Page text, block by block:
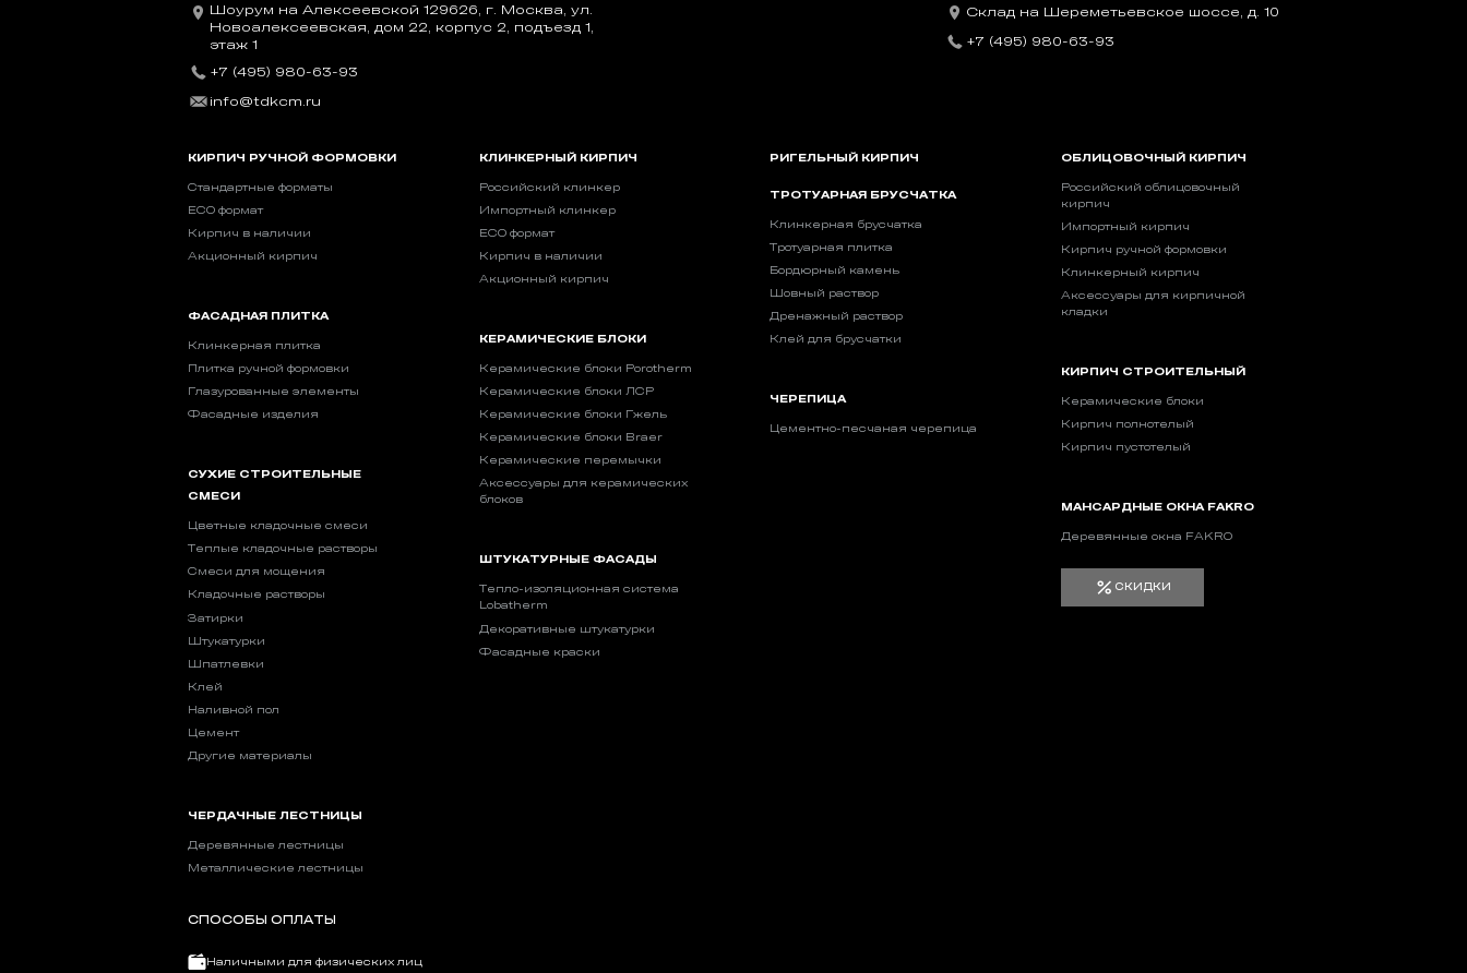
Шоурум на Алексеевской 129626, г. Москва, ул.
Новоалексеевская, дом 22, корпус 2, подъезд 1,
этаж 1
+7 (495) 980-63-93
info@tdkcm.ru
Склад на Шереметьевское шоссе, д. 10
+7 (495) 980-63-93
КИРПИЧ РУЧНОЙ ФОРМОВКИ
Стандартные форматы
ECO формат
Кирпич в наличии
Акционный кирпич
ФАСАДНАЯ ПЛИТКА
Клинкерная плитка
Плитка ручной формовки
Глазурованные элементы
Фасадные изделия
СУХИЕ СТРОИТЕЛЬНЫЕ
СМЕСИ
Цветные кладочные смеси
Теплые кладочные растворы
Смеси для мощения
Кладочные растворы
Затирки
Штукатурки
Шпатлевки
Клей
Наливной пол
Цемент
Другие материалы
ЧЕРДАЧНЫЕ ЛЕСТНИЦЫ
Деревянные лестницы
Металлические лестницы
КЛИНКЕРНЫЙ КИРПИЧ
Российский клинкер
Импортный клинкер
ECO формат
Кирпич в наличии
Акционный кирпич
КЕРАМИЧЕСКИЕ БЛОКИ
Керамические блоки Porotherm
Керамические блоки ЛСР
Керамические блоки Гжель
Керамические блоки Braer
Керамические перемычки
Аксессуары для керамических
блоков
ШТУКАТУРНЫЕ ФАСАДЫ
Тепло-изоляционная система
Lobatherm
Декоративные штукатурки
Фасадные краски
РИГЕЛЬНЫЙ КИРПИЧ
ТРОТУАРНАЯ БРУСЧАТКА
Клинкерная брусчатка
Тротуарная плитка
Бордюрный камень
Шовный раствор
Дренажный раствор
Клей для брусчатки
ЧЕРЕПИЦА
Цементно-песчаная черепица
ОБЛИЦОВОЧНЫЙ КИРПИЧ
Российский облицовочный
кирпич
Импортный кирпич
Кирпич ручной формовки
Клинкерный кирпич
Аксессуары для кирпичной
кладки
КИРПИЧ СТРОИТЕЛЬНЫЙ
Керамические блоки
Кирпич полнотелый
Кирпич пустотелый
МАНСАРДНЫЕ ОКНА FAKRO
Деревянные окна FAKRO
СКИДКИ
СПОСОБЫ ОПЛАТЫ
Наличными для физических лиц